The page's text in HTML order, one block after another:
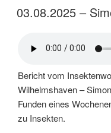
03.08.2025 –
Bericht vom
Wilhelmshaven –
Funden eines
zu Insekten.